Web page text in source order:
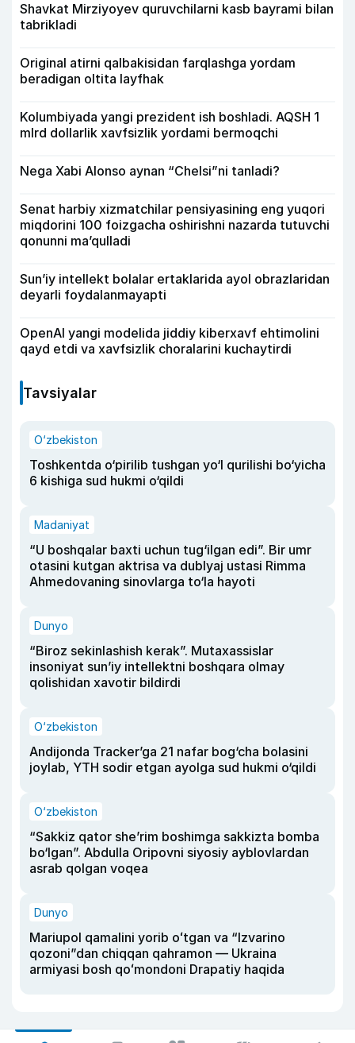
Shavkat Mirziyoyev quruvchilarni kasb bayrami bilan
tabrikladi
Original atirni qalbakisidan farqlashga yordam
beradigan oltita layfhak
Kolumbiyada yangi prezident ish boshladi. AQSH 1
mlrd dollarlik xavfsizlik yordami bermoqchi
Nega Xabi Alonso aynan “Chelsi”ni tanladi?
Senat harbiy xizmatchilar pensiyasining eng yuqori
miqdorini 100 foizgacha oshirishni nazarda tutuvchi
qonunni ma’qulladi
Sun’iy intellekt bolalar ertaklarida ayol obrazlaridan
deyarli foydalanmayapti
OpenAI yangi modelida jiddiy kiberxavf ehtimolini
qayd etdi va xavfsizlik choralarini kuchaytirdi
Tavsiyalar
O‘zbekiston
Toshkentda o‘pirilib tushgan yo‘l qurilishi bo‘yicha
6 kishiga sud hukmi o‘qildi
Madaniyat
“U boshqalar baxti uchun tug‘ilgan edi”. Bir umr
otasini kutgan aktrisa va dublyaj ustasi Rimma
Ahmedovaning sinovlarga to‘la hayoti
Dunyo
“Biroz sekinlashish kerak”. Mutaxassislar
insoniyat sun’iy intellektni boshqara olmay
qolishidan xavotir bildirdi
O‘zbekiston
Andijonda Tracker’ga 21 nafar bog‘cha bolasini
joylab, YTH sodir etgan ayolga sud hukmi o‘qildi
O‘zbekiston
“Sakkiz qator she’rim boshimga sakkizta bomba
bo‘lgan”. Abdulla Oripovni siyosiy ayblovlardan
asrab qolgan voqea
Dunyo
Mariupol qamalini yorib oʻtgan va “Izvarino
qozoni”dan chiqqan qahramon — Ukraina
armiyasi bosh qoʻmondoni Drapatiy haqida